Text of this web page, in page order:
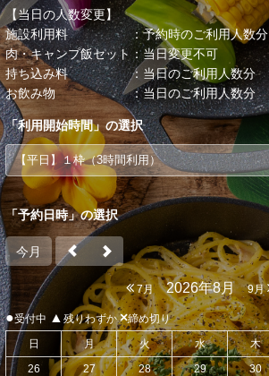
【当日の人数変更】
施設利用料 ：予約時のご利用人数分
肉・キャンプ飯セット：当日変更不可
持ち込み料 ：当日のご利用人数分
お飲み物 ：当日のご利用人数分
「利用開始時間」の選択
「予約日時」の選択
今月
7月 2026年8月 9月
●受付中 ▲ 残りわずか ×締め切り
日
月 火 水 木
26
27 28 29 30